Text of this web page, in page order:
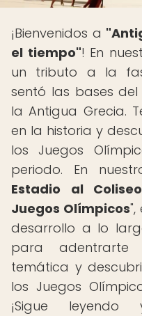
¡Bienvenidos a
el tiempo"! En
un tributo a la
sentó las bases
la Antigua Grecia.
en la historia y
los Juegos
periodo. En
Estadio al
Juegos Olímpicos
desarrollo a lo
para adentrarte
temática y
los Juegos
¡Sigue